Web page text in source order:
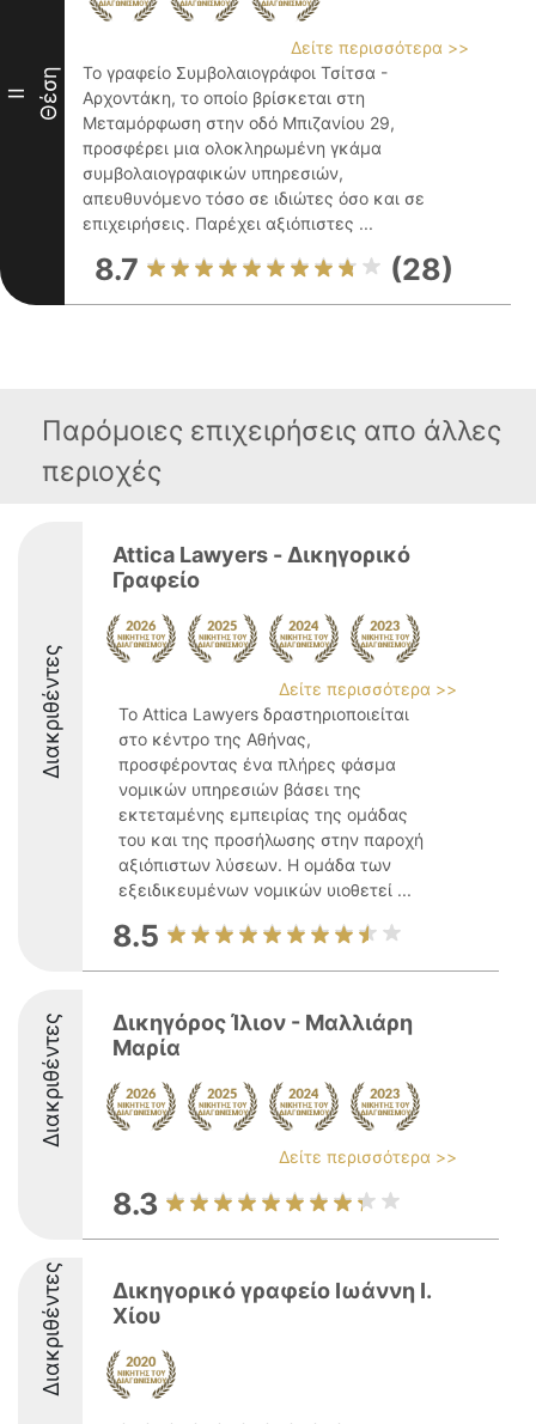
II Θέση
Δείτε περισσότερα >>
Το γραφείο Συμβολαιογράφοι Τσίτσα -
Αρχοντάκη, το οποίο βρίσκεται στη
Μεταμόρφωση στην οδό Μπιζανίου 29,
προσφέρει μια ολοκληρωμένη γκάμα
συμβολαιογραφικών υπηρεσιών,
απευθυνόμενο τόσο σε ιδιώτες όσο και σε
επιχειρήσεις. Παρέχει αξιόπιστες ...
8.7 (28)
Παρόμοιες επιχειρήσεις απο άλλες
περιοχές
Διακριθέντες
Attica Lawyers - Δικηγορικό
Γραφείο
Δείτε περισσότερα >>
Το Attica Lawyers δραστηριοποιείται
στο κέντρο της Αθήνας,
προσφέροντας ένα πλήρες φάσμα
νομικών υπηρεσιών βάσει της
εκτεταμένης εμπειρίας της ομάδας
του και της προσήλωσης στην παροχή
αξιόπιστων λύσεων. Η ομάδα των
εξειδικευμένων νομικών υιοθετεί ...
8.5
Διακριθέντες
Δικηγόρος Ίλιον - Μαλλιάρη
Μαρία
Δείτε περισσότερα >>
8.3
Διακριθέντες
Δικηγορικό γραφείο Ιωάννη Ι.
Χίου